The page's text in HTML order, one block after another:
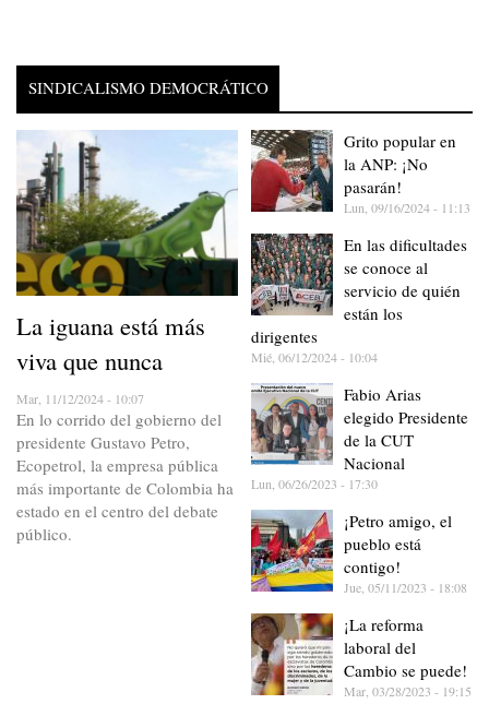
SINDICALISMO DEMOCRÁTICO
La iguana está más
viva que nunca
Mar, 11/12/2024 - 10:07
En lo corrido del gobierno del
presidente Gustavo Petro,
Ecopetrol, la empresa pública
más importante de Colombia ha
estado en el centro del debate
público.
Grito popular en
la ANP: ¡No
pasarán!
Lun, 09/16/2024 - 11:13
En las dificultades
se conoce al
servicio de quién
están los
dirigentes
Mié, 06/12/2024 - 10:04
Fabio Arias
elegido Presidente
de la CUT
Nacional
Lun, 06/26/2023 - 17:30
¡Petro amigo, el
pueblo está
contigo!
Jue, 05/11/2023 - 18:08
¡La reforma
laboral del
Cambio se puede!
Mar, 03/28/2023 - 19:15